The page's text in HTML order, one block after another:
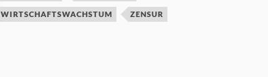
WIRTSCHAFTSWACHSTUM ZENSUR